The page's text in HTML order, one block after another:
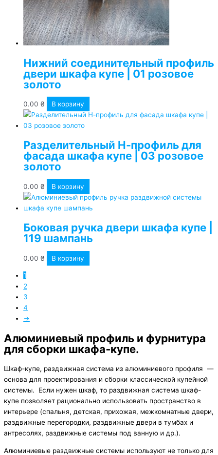
Нижний соединительный профиль
двери шкафа купе | 01 розовое
золото
0.00 ₴ В корзину
Разделительный Н-профиль для
фасада шкафа купе | 03 розовое
золото
0.00 ₴ В корзину
Боковая ручка двери шкафа купе |
119 шампань
0.00 ₴ В корзину
1
2
3
4
→
Алюминиевый профиль и фурнитура
для сборки шкафа-купе.
Шкаф-купе, раздвижная система из алюминиевого профиля —
основа для проектирования и сборки классической купейной
системы. Если нужен шкаф, то раздвижная система шкаф-
купе позволяет рационально использовать пространство в
интерьере (спальня, детская, прихожая, межкомнатные двери,
раздвижные перегородки, раздвижные двери в тумбах и
антресолях, раздвижные системы под ванную и др.).
Алюминиевые раздвижные системы используют не только для